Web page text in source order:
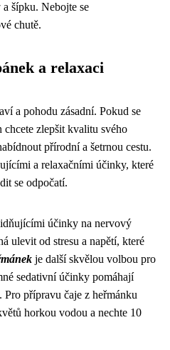
šípku. Nebojte se
chutě.
a relaxaci
a pohodu zásadní. Pokud se
chcete zlepšit kvalitu svého
přírodní a šetrnou cestu.
a relaxačními účinky, které
se odpočatí.
účinky na nervový
ulevit od stresu a napětí, které
je další skvělou volbou pro
sedativní účinky pomáhají
přípravu čaje z heřmánku
horkou vodou a nechte 10